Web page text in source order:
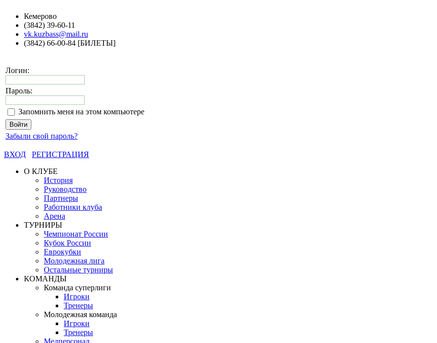
Кемерово
(3842) 39-60-11
vk.kuzbass@mail.ru
(3842) 66-00-84 [БИЛЕТЫ]
Логин:
Пароль:
Запомнить меня на этом компьютере
Забыли свой пароль?
ВХОД
РЕГИСТРАЦИЯ
О КЛУБЕ
История
Руководство
Партнеры
Работники клуба
Арена
ТУРНИРЫ
Чемпионат России
Кубок России
Еврокубки
Молодежная лига
Остальные турниры
КОМАНДЫ
Команда суперлиги
Игроки
Тренеры
Молодежная команда
Игроки
Тренеры
Медперсонал